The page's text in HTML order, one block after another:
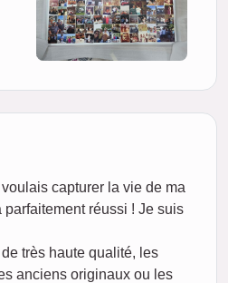
capturer la vie de ma
réussi ! Je suis
très haute qualité, les
anciens originaux ou les